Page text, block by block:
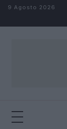
Salta al contenuto
9 Agosto 2026